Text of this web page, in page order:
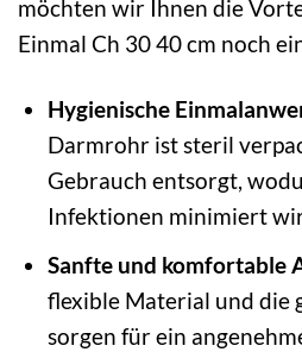
möchten wir Ihnen die
Einmal Ch 30 40 cm noch
Hygienische
Darmrohr ist steril
Gebrauch entsorgt,
Infektionen minimiert
Sanfte und komfortable
flexible Material und die
sorgen für ein